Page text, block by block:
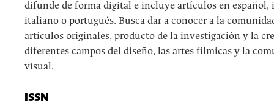
difunde de forma digital e incluye artículos en español,
italiano o portugués. Busca dar a conocer a la
artículos originales, producto de la investigación y la
diferentes campos del diseño, las artes fílmicas y la
visual.
ISSN